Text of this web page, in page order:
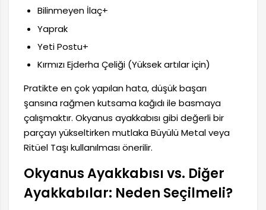
Bilinmeyen İlaç+
Yaprak
Yeti Postu+
Kırmızı Ejderha Çeliği (Yüksek artılar için)
Pratikte en çok yapılan hata, düşük başarı
şansına rağmen kutsama kağıdı ile basmaya
çalışmaktır. Okyanus ayakkabısı gibi değerli bir
parçayı yükseltirken mutlaka Büyülü Metal veya
Ritüel Taşı kullanılması önerilir.
Okyanus Ayakkabısı vs. Diğer
Ayakkabılar: Neden Seçilmeli?